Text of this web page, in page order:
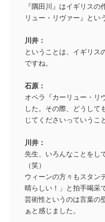
『隅田川』はイギリス
リュー・リヴァー』とい
川井：
ということは、イギリス
ですね。
石原：
オペラ『カーリュー・リ
した。その際、どうして
じてくださいっていうこ
川井：
先生、いろんなことをし
（笑）
ウィーンの方々もスタン
晴らしい！」と拍手喝采
芸術性というのは言葉の
ぁと感じました。